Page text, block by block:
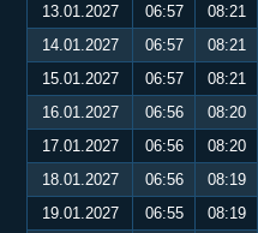
13.01.2027
06:57 08:21
14.01.2027
06:57 08:21
15.01.2027
06:57 08:21
16.01.2027
06:56 08:20
17.01.2027
06:56 08:20
18.01.2027
06:56 08:19
19.01.2027
06:55 08:19